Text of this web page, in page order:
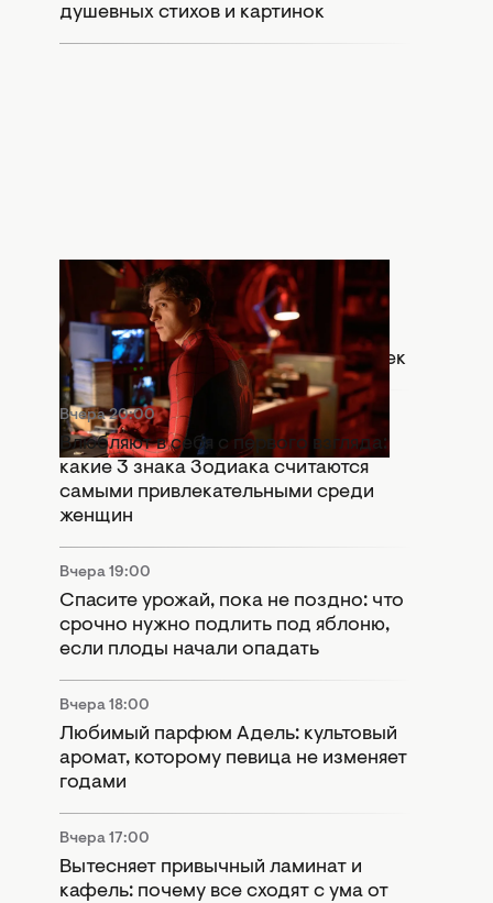
душевных стихов и картинок
Вчера 20:30
Что означает сцена после титров
"Человек-паук: Абсолютно новый
день": Marvel оставили важный намек
Вчера 20:00
Влюбляют в себя с первого взгляда:
какие 3 знака Зодиака считаются
самыми привлекательными среди
женщин
Вчера 19:00
Спасите урожай, пока не поздно: что
срочно нужно подлить под яблоню,
если плоды начали опадать
Вчера 18:00
Любимый парфюм Адель: культовый
аромат, которому певица не изменяет
годами
Вчера 17:00
Вытесняет привычный ламинат и
кафель: почему все сходят с ума от